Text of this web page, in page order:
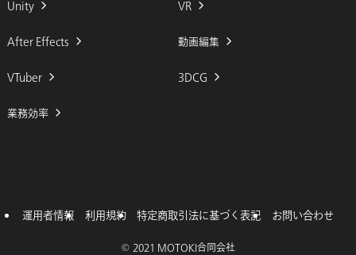
Unity VR
After Effects 動画編集
VTuber 3DCG
業務効率
運用者情報 利用規約 特定商取引法に基づく表記 お問い合わせ
© 2021 MOTOKI合同会社